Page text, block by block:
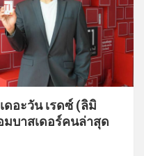
ดอะวัน เรดซ์ (ลิมิ
บาสเดอร์คนล่าสุด